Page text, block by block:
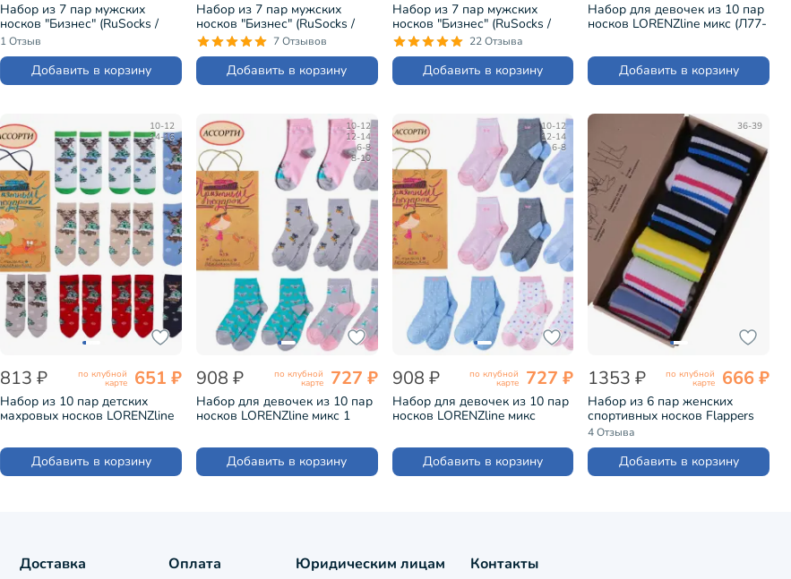
Набор из 7 пар мужских
носков "Бизнес" (RuSocks /
Орудьевский трикотаж)
бежевые (РуС-7)
1 Отзыв
Добавить в корзину
Набор из 7 пар мужских
носков "Бизнес" (RuSocks /
Орудьевский трикотаж)
белые (РуС-7)
7 Отзывов
Добавить в корзину
Набор из 7 пар мужских
носков "Бизнес" (RuSocks /
Орудьевский трикотаж)
черные (РуС-7)
22 Отзыва
Добавить в корзину
Набор для девочек из 10 пар
носков LORENZline микс (Л77-
Добавить в корзину
10-12
14-16
813 ₽ по клубной
карте 651 ₽
Набор из 10 пар детских
махровых носков LORENZline
Добавить в корзину
10-12
12-14
6-8
8-10
908 ₽ по клубной
карте 727 ₽
Набор для девочек из 10 пар
носков LORENZline микс 1
Добавить в корзину
10-12
12-14
6-8
908 ₽ по клубной
карте 727 ₽
Набор для девочек из 10 пар
носков LORENZline микс
Добавить в корзину
36-39
1353 ₽ по клубной
карте 666 ₽
Набор из 6 пар женских
спортивных носков Flappers
Peppers микс (6-1СП19М-1)
4 Отзыва
Добавить в корзину
Доставка Оплата Юридическим лицам Контакты